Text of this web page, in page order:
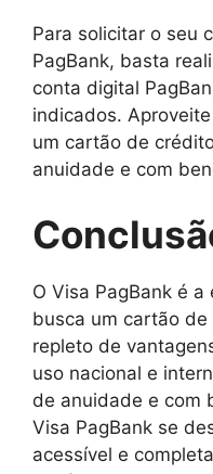
Para solicitar o seu
PagBank, basta
conta digital
indicados.
um cartão de
anuidade e com
O Visa PagBank é
busca um cartão
repleto de
uso nacional e
de anuidade e com
Visa PagBank se
acessível e